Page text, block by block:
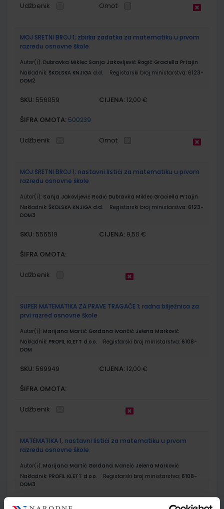
Udžbenik Omot
MOJ SRETNI BROJ 1; zbirka zadatka za matematiku u prvom
razredu osnovne škole
Autor(i): Dubravka Miklec Sanja Jakovljević Rogić Graciella Prtajin
Nakladnik: ŠKOLSKA KNJIGA d.d. Registarski broj ministarstva: 6123-
DOM2
SKU: 556059 CIJENA: 12,00 €
ŠIFRA OMOTA: 500239
Udžbenik Omot
MOJ SRETNI BROJ 1; nastavni listići za matematiku u prvom
razredu osnovne škole
Autor(i): Sanja Jakovljević Rodić Dubravka Miklec Graciella Prtajin
Nakladnik: ŠKOLSKA KNJIGA d.d. Registarski broj ministarstva: 6123-
DOM3
SKU: 556519 CIJENA: 9,50 €
ŠIFRA OMOTA:
Udžbenik
SUPER MATEMATIKA ZA PRAVE TRAGAČE 1; radna bilježnica za
prvi razred osnovne škole
Autor(i): Marijana Martić Gordana Ivančić Jelena Marković
Nakladnik: PROFIL KLETT d.o.o. Registarski broj ministarstva: 6108-
DOM
SKU: 569949 CIJENA: 12,00 €
ŠIFRA OMOTA:
Udžbenik
MATEMATIKA 1, nastavni listići za matematiku u prvom
razredu osnovne škole
Autor(i): Marijana Martić Gordana Ivančić Jelena Marković
Nakladnik: PROFIL KLETT d.o.o. Registarski broj ministarstva: 6108-
DOM3